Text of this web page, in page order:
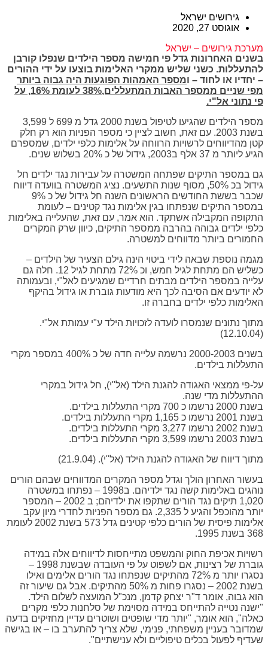
גירושים ישראל
אוגוסט 27, 2020
מערכת גירושים – ישראל
בשנים האחרונות גדל פי חמישה מספר הילדים שנפלו קורבן
להתעללות. כשני שליש ממקרי האלימות בוצעו על ידי ההורים
– יחדיו או לחוד – ומספר האמהות הפוגעות היה גבוה ביותר
מפי שניים ממספר האבות המתעללים,38% לעומת 16%, על
פי נתוני אל"י.
מספר הילדים שהגיעו לטיפול בשנת 2000 גדל מ 699 ל 3,599
בשנת 2003. עם זאת, חשוב לציין כי מספר הפניות הוא רק חלק
קטן מהדיווחים לרשויות הרווחה על אלימות כלפי ילדים, שמספרם
הגיע ליותר מ 37 אלף ב2003, גידול של כ 20% בשלוש שנים.
גם במספר התיקים שפתחה המשטרה על עבירות נגד ילדים חל
גידול בכ 50%, מסוף שנות התשעים. נציג המשטרה בוועדה דיווח
שכבר בששת החודשים הראשונים השנה חל גידול של כ 9%
במספר התיקים שנפתחו בגין אלימות נגד קטינים – לעומת
התקופה המקבילה אשתקד. הוא אמר, עם זאת, שהעלייה באלימות
כלפי ילדים גבוהה בהרבה ממספר התיקים, כיוון שרק המקרים
החמורים ביותר מדווחים למשטרה.
מגמה נוספת שבאה לידי ביטוי הינה גילם הצעיר של הילדים –
כשליש הם מתחת לגיל חמש, וכ 72% מתחת לגיל 12. חלה גם
עלייה במספר הילדים מבתים חרדיים שמגיעים לאל"י, ובעמותה
לא יודעים אם הסיבה לכך היא מודעות גוברת או גידול בהיקף
האלימות כלפי ילדים בחברה זו.
מתוך נתונים שנמסרו לועדה לזכויות הילד ע"י עמותת אל"י.
(12.10.04)
בשנים 2000-2003 נרשמה עלייה חדה של כ 400% במספר מקרי
התעללות בילדים.
על-פי ממצאי האגודה להגנת הילד (אל"י), חל גידול במקרי
ההתעללות מדי שנה.
בשנת 2000 נרשמו כ 700 מקרי התעללות בילדים.
בשנת 2001 נרשמו כ 1,165 מקרי התעללות בילדים.
בשנת 2002 נרשמו 3,277 מקרי התעללות בילדים.
בשנת 2003 נרשמו 3,599 מקרי התעללות בילדים.
מתוך דיווח של האגודה להגנת הילד (אל"י). (21.9.04)
בעשור האחרון הולך וגדל מספר המקרים המדווחים שבהם הורים
נוהגים באלימות קשה נגד ילדיהם. ב1998 – נפתחו במשטרה
1,020 תיקים נגד הורים שתקפו את ילדיהם; ב 2002 – המספר
יותר מהוכפל והגיע ל 2,335. גם מספר הפניות לחדרי מיון עקב
אלימות פיסית של הורים כלפי קטינים גדל 573 בשנת 2002 לעומת
368 בשנת 1995.
רשויות אכיפת החוק והמשפט מתייחסות לדיווחים אלה במידה
גוברת של רצינות, אם לשפוט על פי העובדה שבשנת 1998 –
נסגרו יותר מ 72% מהתיקים שנפתחו נגד הורים אלימים ואילו
בשנת 2002 – נסגרו פחות מ 50% מהתיקים. אבל גם שיעור זה
הוא גבוה, אומר ד"ר יצחק קדמן, מנכ"ל המועצה לשלום הילד.
"ישנה נטייה להתייחס במידה מסוימת של סלחנות כלפי מקרים
כאלה", הוא אומר, "יותר מדי שופטים ושוטרים עדיין מחזיקים בדעה
שמדובר בעניין משפחתי, פנימי, שלא צריך להתערב בו – או בגישה
שעדיף לפעול בכלים טיפוליים ולא ענישתיים".